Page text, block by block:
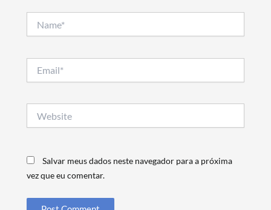
Salvar meus dados neste navegador para a próxima
vez que eu comentar.